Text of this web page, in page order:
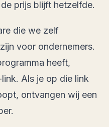
prijs blijft hetzelfde.
die we zelf
voor ondernemers.
heeft,
Als je op die link
ontvangen wij een